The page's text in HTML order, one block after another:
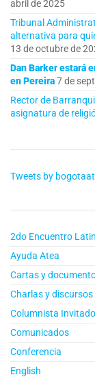
abril de 2025
Tribunal
alternativa para
13 de octubre de
Dan Barker estará
en Pereira7 de
Rector de
asignatura de
Tweets by
2do Encuentro
Ayuda Atea
Cartas y
Charlas y discursos
Columnista Invitado
Comunicados
Conferencia
English